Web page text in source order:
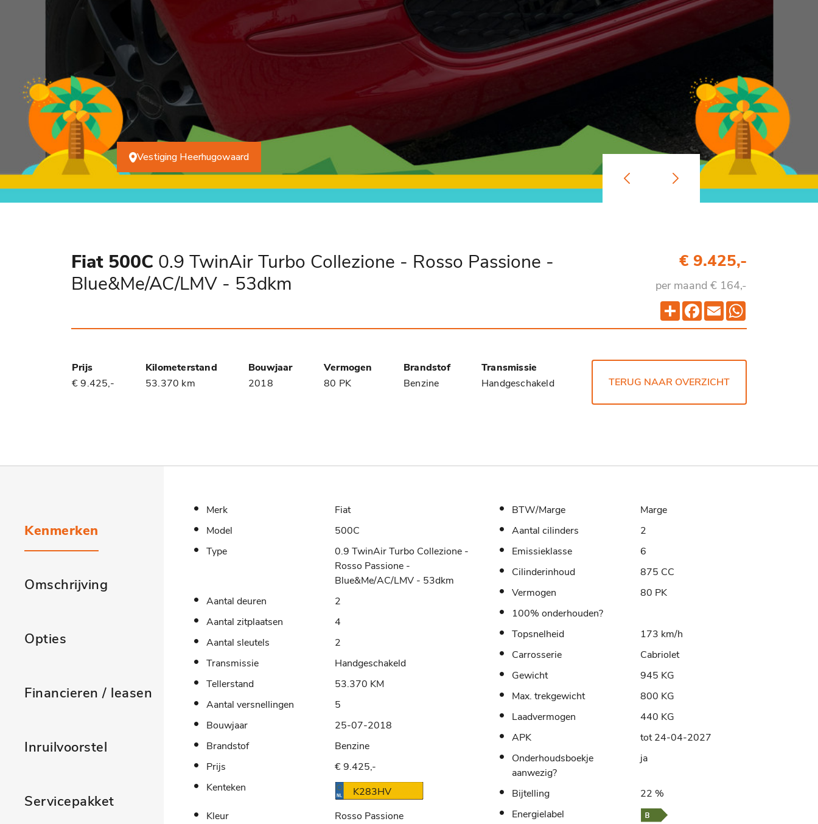
Vestiging Heerhugowaard
Fiat 500C 0.9 TwinAir Turbo Collezione - Rosso Passione -
Blue&Me/AC/LMV - 53dkm
€ 9.425,-
per maand € 164,-
Deel Facebook
Email
Prijs Kilometerstand Bouwjaar Vermogen Brandstof
Transmissie
€ 9.425,-
53.370 km 2018 80 PK Benzine Handgeschakeld TERUG NAAR OVERZICHT
Kenmerken
Omschrijving
Opties
Financieren / leasen
Inruilvoorstel
Servicepakket
Merk
Fiat
Model
500C
Type
0.9 TwinAir Turbo Collezione -
Rosso Passione -
Blue&Me/AC/LMV - 53dkm
Aantal deuren
2
Aantal zitplaatsen
4
Aantal sleutels
2
Transmissie
Handgeschakeld
Tellerstand
53.370 KM
Aantal versnellingen
5
Bouwjaar
25-07-2018
Brandstof
Benzine
Prijs
€ 9.425,-
Kenteken
K283HV
Kleur
Rosso Passione
BTW/Marge
Marge
Aantal cilinders
2
Emissieklasse
6
Cilinderinhoud
875 CC
Vermogen
80 PK
100% onderhouden?
Topsnelheid
173 km/h
Carrosserie
Cabriolet
Gewicht
945 KG
Max. trekgewicht
800 KG
Laadvermogen
440 KG
APK
tot 24-04-2027
Onderhoudsboekje
aanwezig?
ja
Bijtelling
22 %
Energielabel